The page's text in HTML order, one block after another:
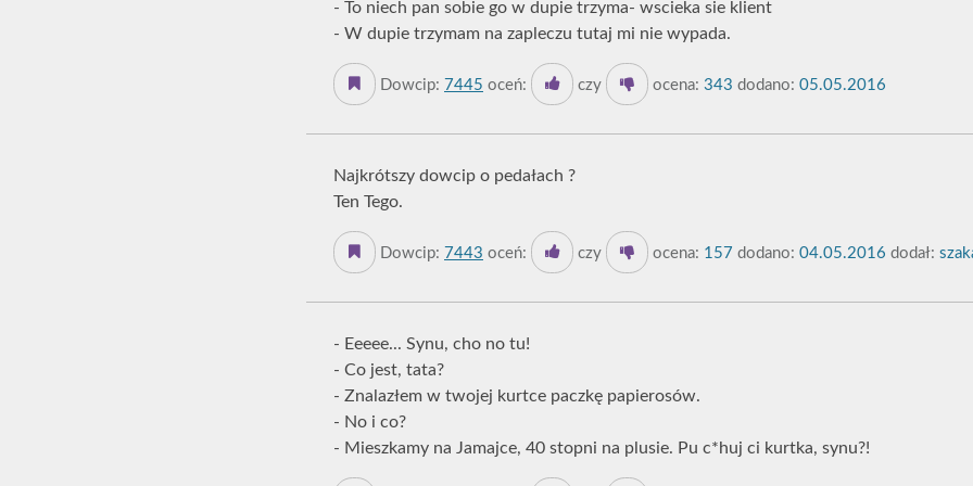
- To niech pan sobie go w dupie trzyma- wscieka sie klient
- W dupie trzymam na zapleczu tutaj mi nie wypada.
Dowcip: 7445 oceń: czy ocena: 343 dodano: 05.05.2016
Najkrótszy dowcip o pedałach ?
Ten Tego.
Dowcip: 7443 oceń: czy ocena: 157 dodano: 04.05.2016 dodał:
- Eeeee... Synu, cho no tu!
- Co jest, tata?
- Znalazłem w twojej kurtce paczkę papierosów.
- No i co?
- Mieszkamy na Jamajce, 40 stopni na plusie. Pu c*huj ci kurtka, synu?!